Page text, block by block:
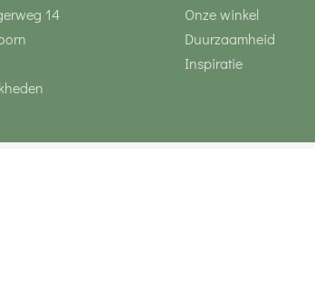
14
Onze winkel
Duurzaamheid
Inspiratie